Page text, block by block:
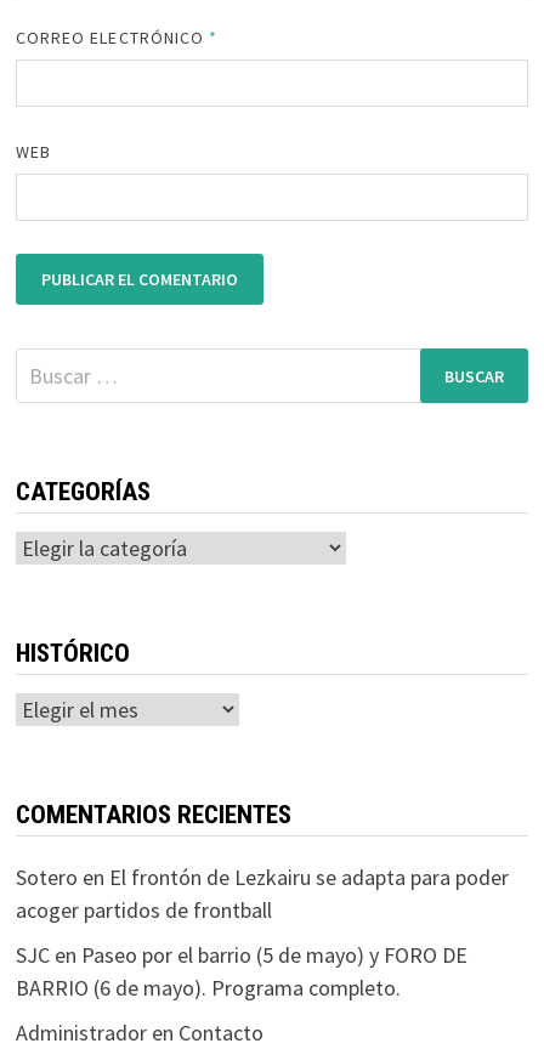
CORREO ELECTRÓNICO *
WEB
Buscar:
CATEGORÍAS
Categorías
HISTÓRICO
Histórico
COMENTARIOS RECIENTES
Sotero en El frontón de Lezkairu se adapta para poder
acoger partidos de frontball
SJCen Paseo por el barrio (5 de mayo) y FORO DE
BARRIO (6 de mayo). Programa completo.
Administradoren Contacto